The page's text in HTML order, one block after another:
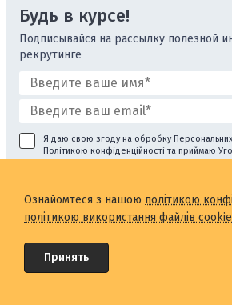
Будь в курсе!
Подписывайся на рассылку полезной
рекрутинге
Я даю свою згоду на обробку Персональних
Політикою конфіденційності та приймаю
Ознайомтеся з нашою політикою
політикою використання файлів cookie
Принять